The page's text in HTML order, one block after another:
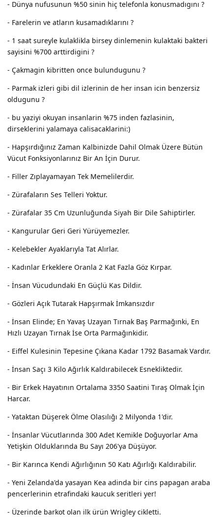
- Dünya nufusunun %50 sinin hiç telefonla konusmadıgını ?
- Farelerin ve atların kusamadıklarını ?
- 1 saat sureyle kulaklikla birsey dinlemenin kulaktaki bakteri
sayisini %700 arttirdigini ?
- Çakmagin kibritten once bulundugunu ?
- Parmak izleri gibi dil izlerinin de her insan icin benzersiz
oldugunu ?
- bu yaziyi okuyan insanlarin %75 inden fazlasinin,
dirseklerini yalamaya calisacaklarini:)
- Hapşırdığınız Zaman Kalbinizde Dahil Olmak Üzere Bütün
Vücut Fonksiyonlarınız Bir An İçin Durur.
- Filler Zıplayamayan Tek Memelilerdir.
- Zürafaların Ses Telleri Yoktur.
- Zürafalar 35 Cm Uzunluğunda Siyah Bir Dile Sahiptirler.
- Kangurular Geri Geri Yürüyemezler.
- Kelebekler Ayaklarıyla Tat Alırlar.
- Kadınlar Erkeklere Oranla 2 Kat Fazla Göz Kırpar.
- İnsan Vücudundaki En Güçlü Kas Dildir.
- Gözleri Açık Tutarak Hapşırmak İmkansızdır
- İnsan Elinde; En Yavaş Uzayan Tırnak Baş Parmağınki, En
Hızlı Uzayan Tırnak İse Orta Parmağınkidir.
- Eiffel Kulesinin Tepesine Çıkana Kadar 1792 Basamak Vardır.
- İnsan Saçı 3 Kilo Ağırlık Kaldırabilecek Esnekliktedir.
- Bir Erkek Hayatının Ortalama 3350 Saatini Tıraş Olmak İçin
Harcar.
- Yataktan Düşerek Ölme Olasılığı 2 Milyonda 1'dir.
- İnsanlar Vücutlarında 300 Adet Kemikle Doğuyorlar Ama
Yetişkin Olduklarında Bu Sayı 206'ya Düşüyor.
- Bir Karınca Kendi Ağırlığının 50 Katı Ağırlığı Kaldırabilir.
- Yeni Zelanda'da yasayan Kea adinda bir cins papagan araba
pencerlerinin etrafindaki kaucuk seritleri yer!
- Üzerinde barkot olan ilk ürün Wrigley cikletti.